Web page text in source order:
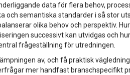
data för flera behov,
och semantiska standarder i så stor
olika behov och perspektiv.
successivt kan utvidgas och
frågeställning för utredningen.
av, och få praktisk
mer handfast branschspecifikt